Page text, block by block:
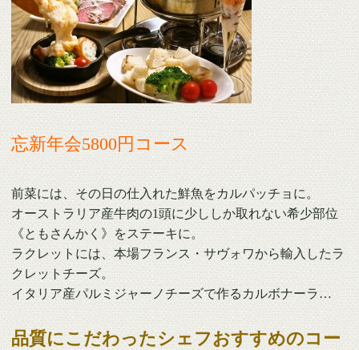
忘新年会5800円コース
前菜には、その日の仕入れた鮮魚をカルパッチョに。
オーストラリア産牛肉の1頭に少ししか取れない希少部位
《ともさんかく》をステーキに。
ラクレットには、本場フランス・サヴォワから輸入したラ
クレットチーズ。
イタリア産パルミジャーノチーズで作るカルボナーラ…
品質にこだわったシェフおすすめのコー